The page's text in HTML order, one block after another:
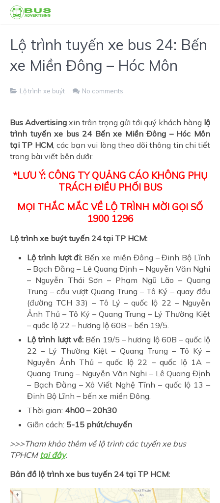
Lộ trình tuyến xe bus 24: Bến
xe Miền Đông – Hóc Môn
Lộ trình xe buýt No comments
Bus Advertising xin trân trọng gửi tới quý khách hàng lộ
trình tuyến xe bus 24 Bến xe Miền Đông – Hóc Môn
tại TP HCM, các bạn vui lòng theo dõi thông tin chi tiết
trong bài viết bên dưới:
*LƯU Ý: CÔNG TY QUẢNG CÁO KHÔNG PHỤ
TRÁCH ĐIỀU PHỐI BUS
MỌI THẮC MẮC VỀ LỘ TRÌNH MỜI GỌI SỐ
1900 1296
Lộ trình xe buýt tuyến 24 tại TP HCM:
Lộ trình lượt đi: Bến xe miền Đông – Đinh Bộ Lĩnh
– Bạch Đằng – Lê Quang Định – Nguyễn Văn Nghi
– Nguyễn Thái Sơn – Phạm Ngũ Lão – Quang
Trung – cầu vượt Quang Trung – Tô Ký – quay đầu
(đường TCH 33) – Tô Lý – quốc lộ 22 – Nguyễn
Ảnh Thủ – Tô Ký – Quang Trung – Lý Thường Kiệt
– quốc lộ 22 – hương lộ 60B – bến 19/5.
Lộ trình lượt về: Bến 19/5 – hương lộ 60B – quốc lộ
22 – Lý Thường Kiệt – Quang Trung – Tô Ký –
Nguyễn Ảnh Thủ – quốc lộ 22 – quốc lộ 1A –
Quang Trung – Nguyễn Văn Nghi – Lê Quang Định
– Bạch Đằng – Xô Viết Nghệ Tĩnh – quốc lộ 13 –
Đinh Bộ Lĩnh – bến xe miền Đông.
Thời gian: 4h00 – 20h30
Giãn cách: 5-15 phút/chuyến
>>>Tham khảo thêm về lộ trình các tuyến xe bus
TPHCM tại đây.
Bản đồ lộ trình xe bus tuyến 24 tại TP HCM: